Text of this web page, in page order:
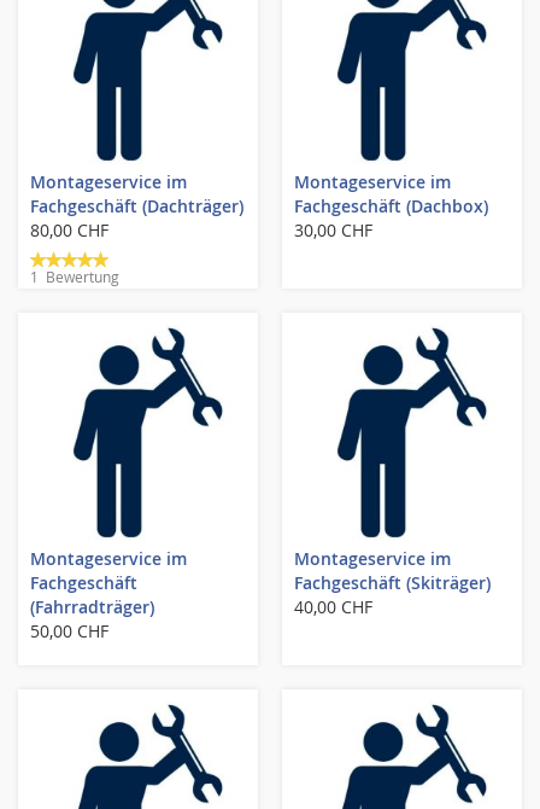
Montageservice im
Fachgeschäft (Dachträger)
80,00 CHF
Bewertung:
100%
1 Bewertung
Montageservice im
Fachgeschäft (Dachbox)
30,00 CHF
Montageservice im
Fachgeschäft
(Fahrradträger)
50,00 CHF
Montageservice im
Fachgeschäft (Skiträger)
40,00 CHF